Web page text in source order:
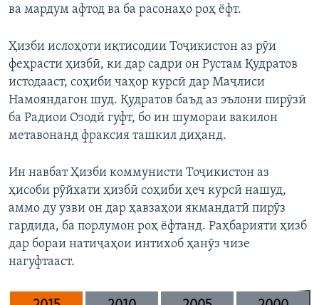
ва мардум афтод ва ба расонаҳо роҳ ёфт.
Ҳизби ислоҳоти иқтисодии Тоҷикистон аз рӯи
феҳрасти ҳизбӣ, ки дар садри он Рустам Қудратов
истодааст, соҳиби чаҳор курсӣ дар Маҷлиси
Намояндагон шуд. Қудратов баъд аз эълони пирӯзӣ
ба Радиои Озодӣ гуфт, бо ин шумораи вакилон
метавонанд фраксия ташкил диҳанд.
Ин навбат Ҳизби коммунисти Тоҷикистон аз
ҳисоби рӯйхати ҳизбӣ соҳиби ҳеч курсӣ нашуд,
аммо ду узви он дар ҳавзаҳои якмандатӣ пирӯз
гардида, ба порлумон роҳ ёфтанд. Раҳбарияти ҳизб
дар бораи натиҷаҳои интихоб ҳанӯз чизе
нагуфтааст.